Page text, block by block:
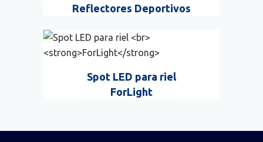
Reflectores Deportivos
Spot LED para riel
ForLight